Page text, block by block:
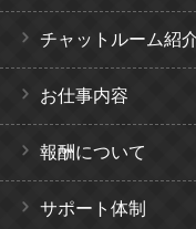
チャットルーム紹
お仕事内容
報酬について
サポート体制